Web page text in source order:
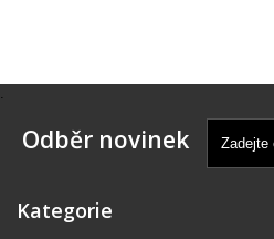
.
Odběr novinek
Kategorie